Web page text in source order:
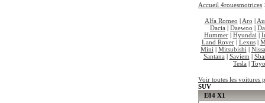
Accueil 4rouesmotrices
Alfa Romeo | Aro |
Dacia | Daewoo |
Hummer| Hyundai |
Land Rover| Lexus|
Mini | Mitsubishi |
Santana | Saviem |
Tesla |
Voir toutes les voitures
SUV
E84 X1